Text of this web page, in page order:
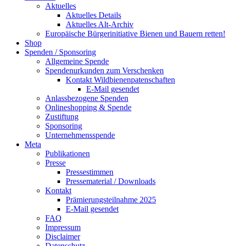
Aktuelles
Aktuelles Details
Aktuelles Alt-Archiv
Europäische Bürgerinitiative Bienen und Bauern retten!
Shop
Spenden / Sponsoring
Allgemeine Spende
Spendenurkunden zum Verschenken
Kontakt Wildbienenpatenschaften
E-Mail gesendet
Anlassbezogene Spenden
Onlineshopping & Spende
Zustiftung
Sponsoring
Unternehmensspende
Meta
Publikationen
Presse
Pressestimmen
Pressematerial / Downloads
Kontakt
Prämierungsteilnahme 2025
E-Mail gesendet
FAQ
Impressum
Disclaimer